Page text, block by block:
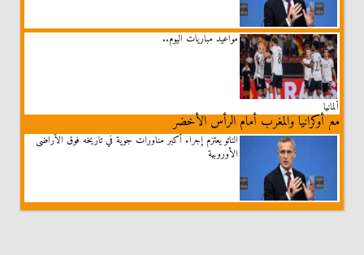
مواعيد مباريات اليوم..
ألمانيا
مع أوكرانيا والمغرب أمام الرأس الأخضر
الناتو يعتزم إجراء أكبر مناورات جوية في تاريخه فوق الأراضى
الأوروبية